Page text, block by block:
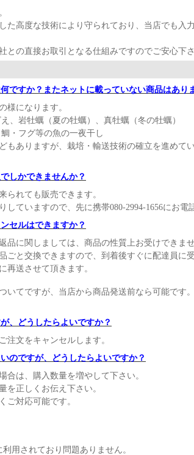
た高度な技術により守られており、当店でも入
との直接お取引となる仕組みですのでご安心下さ
ですか？またネットに載っていない商品はあり
様になります。
、岩牡蠣（夏の牡蠣）、真牡蠣（冬の牡蠣）
・フグ等の魚の一夜干し
もありますが、栽培・輸送技術の確立を進めて
しかできませんか？
られても販売できます。
していますので、先に携帯080-2994-1656にお電
セルはできますか？
品に関しましては、商品の性質上お受けできませ
ごと交換できますので、到着後すぐに配達員に
再送させて頂きます。
いてですが、当店から商品発送前なら可能です。
、どうしたらよいですか？
注文をキャンセルします。
のですが、どうしたらよいですか？
合は、購入数量を増やして下さい。
を正しくお伝え下さい。
ご対応可能です。
利用されており問題ありません。